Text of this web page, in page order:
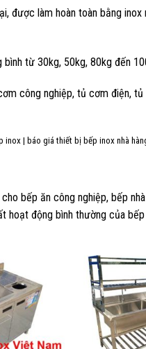
được làm hoàn toàn bằng inox
từ 30kg, 50kg, 80kg đến
công nghiệp, tủ cơm điện,
| báo giá thiết bị bếp inox nhà hàng
bếp ăn công nghiệp, bếp
hoạt động bình thường của